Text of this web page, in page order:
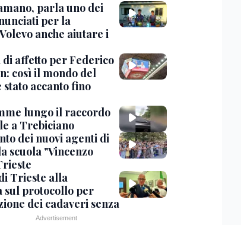
parla uno dei
per la
anche aiutare i
affetto per Federico
così il mondo del
stato accanto fino
lungo il raccordo
a Trebiciano
dei nuovi agenti di
scuola "Vincenzo
Trieste alla
sul protocollo per
dei cadaveri senza